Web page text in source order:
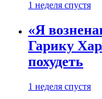
1 неделя спустя
«Я
Гарику
похудеть
1 неделя спустя